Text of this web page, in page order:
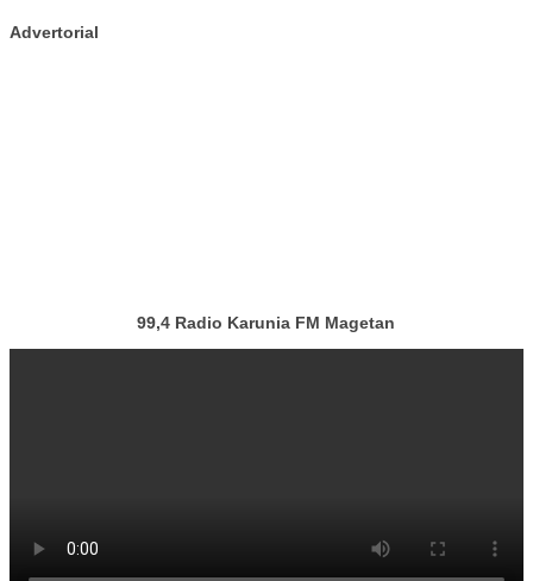
Advertorial
99,4 Radio Karunia FM Magetan